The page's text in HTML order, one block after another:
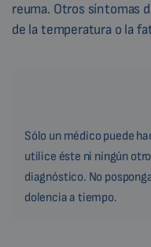
reuma. Otros síntomas
de la temperatura o la
Sólo un médico puede
utilice éste ni ningún
diagnóstico. No
dolencia a tiempo.